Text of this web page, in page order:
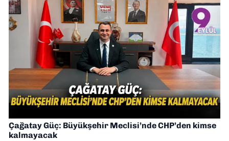
Çağatay Güç: Büyükşehir Meclisi’nde CHP’den kimse
kalmayacak